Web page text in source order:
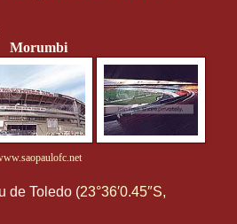
Morumbi
de Toledo (23°36′0.45″S,